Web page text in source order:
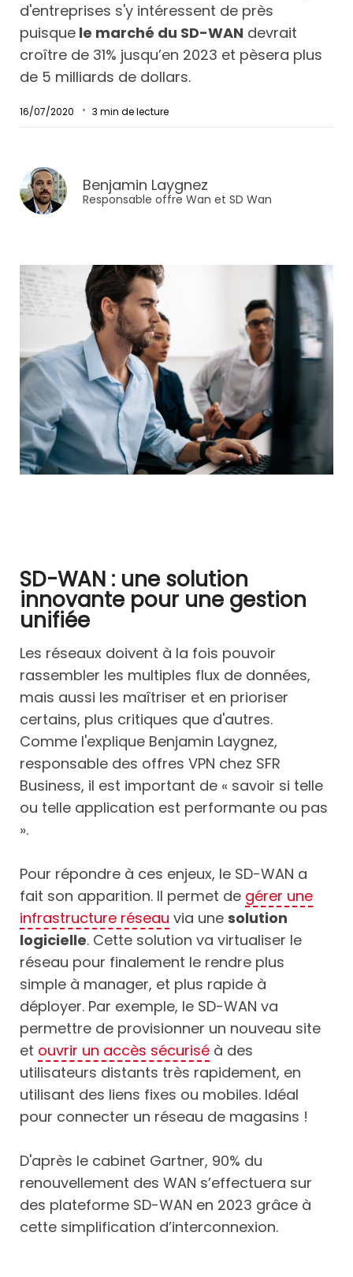
d'entreprises s'y intéressent de près
puisque le marché du SD-WAN devrait
croître de 31% jusqu’en 2023 et pèsera plus
de 5 milliards de dollars.
16/07/2020 3 min de lecture
Benjamin Laygnez
Responsable offre Wan et SD Wan
SD-WAN : une solution
innovante pour une gestion
unifiée
Les réseaux doivent à la fois pouvoir
rassembler les multiples flux de données,
mais aussi les maîtriser et en prioriser
certains, plus critiques que d'autres.
Comme l'explique Benjamin Laygnez,
responsable des offres VPN chez SFR
Business, il est important de « savoir si telle
ou telle application est performante ou pas
».
Pour répondre à ces enjeux, le SD-WAN a
fait son apparition. Il permet de gérer une
infrastructure réseau via unesolution
logicielle. Cette solution va virtualiser le
réseau pour finalement le rendre plus
simple à manager, et plus rapide à
déployer. Par exemple, le SD-WAN va
permettre de provisionner un nouveau site
et ouvrir un accès sécurisé à des
utilisateurs distants très rapidement, en
utilisant des liens fixes ou mobiles. Idéal
pour connecter un réseau de magasins !
D'après le cabinet Gartner, 90% du
renouvellement des WAN s’effectuera sur
des plateforme SD-WAN en 2023 grâce à
cette simplification d’interconnexion.